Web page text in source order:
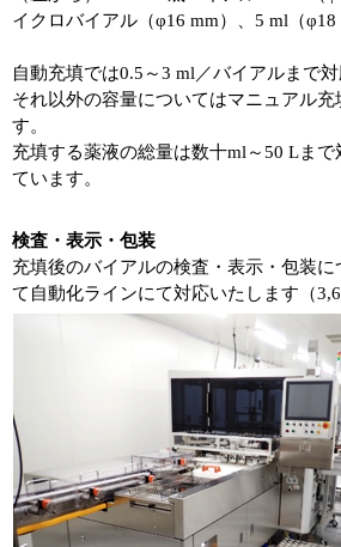
イクロバイアル（φ16 mm）、5 ml（
自動充填では0.5～3 ml／バイアルまで対
それ以外の容量についてはマニュアル充
す。
充填する薬液の総量は数十ml～50 Lまで
ています。
検査・表示・包装
充填後のバイアルの検査・表示・包装に
て自動化ラインにて対応いたします（